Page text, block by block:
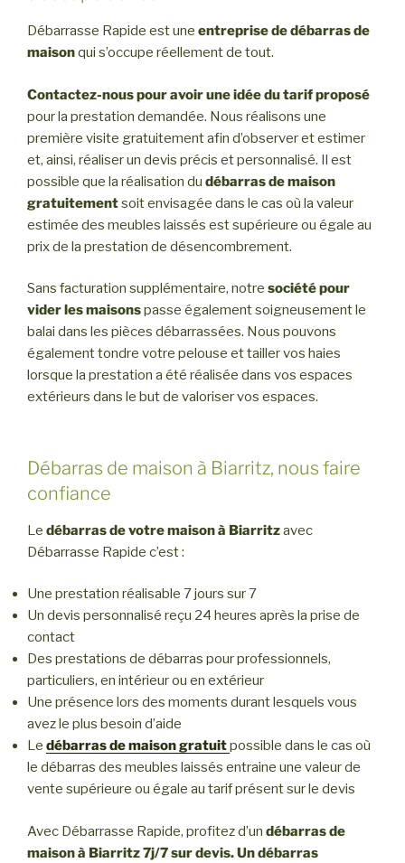
Débarrasse Rapide est une entreprise dedébarras de
maisonqui s’occupe réellement de tout.
Contactez-nous pour avoir une idée du tarif proposé
pour la prestation demandée. Nous réalisons une
première visite gratuitement afin d’observer et estimer
et, ainsi, réaliser un devis précis et personnalisé. Il est
possible que la réalisation du débarras de maison
gratuitementsoit envisagée dans le cas où la valeur
estimée des meubles laissés est supérieure ou égale au
prix de la prestation de désencombrement.
Sans facturation supplémentaire, notre société pour
vider les maisonspasse également soigneusement le
balai dans les pièces débarrassées. Nous pouvons
également tondre votre pelouse et tailler vos haies
lorsque la prestation a été réalisée dans vos espaces
extérieurs dans le but de valoriser vos espaces.
Débarras de maison à Biarritz, nous faire
confiance
Le débarras de votre maison à Biarritzavec
Débarrasse Rapide c’est :
Une prestation réalisable 7 jours sur 7
Un devis personnalisé reçu 24 heures après la prise de
contact
Des prestations de débarras pour professionnels,
particuliers, en intérieur ou en extérieur
Une présence lors des moments durant lesquels vous
avez le plus besoin d’aide
Le débarras de maison gratuitpossible dans le cas où
le débarras des meubles laissés entraine une valeur de
vente supérieure ou égale au tarif présent sur le devis
Avec Débarrasse Rapide, profitez d’un débarras de
maison à Biarritz7j/7 sur devis. Un débarras